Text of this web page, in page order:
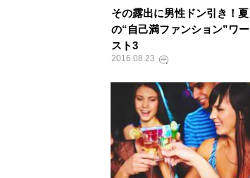
その露出に男性ドン引き！夏
の“自己満ファンション”ワー
スト3
2016.08.23